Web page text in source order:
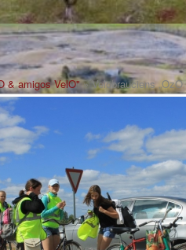
& amigos VelO"» Velobrauciens